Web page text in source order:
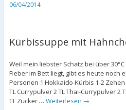
06/04/2014
Kürbissuppe mit
Weil mein liebster Schatz bei über
Fieber im Bett liegt, gibt es heute noch
Personen 1 Hokkaido-Kürbis 1-2 Zehen
TL Currypulver 2 TL Thai-Currypulver 2
TL Zucker … Weiterlesen →